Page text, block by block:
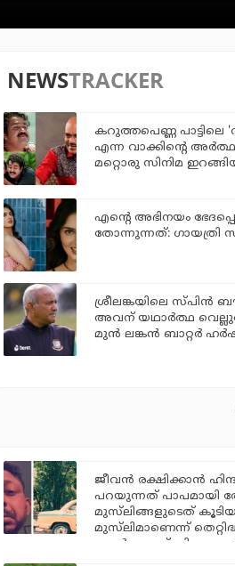
NEWSTRACKER
കറുത്തപെണ്ണ പാട്ടിലെ
എന്ന വാക്കിന്റെ
മറ്റൊരു സിനിമ
എന്റെ അഭിനയം
തോന്നുന്നത്: ഗായത്രി
ശ്രീലങ്കയിലെ സ്പിന്‍
അവന് യഥാര്‍ത്ഥ
മുന്‍ ലങ്കന്‍ ബാറ്റര്‍
ജീവന്‍ രക്ഷിക്കാന്‍
പറയുന്നത് പാപമായി
മുസ്‌ലിങ്ങളുടെത്
മുസ്‌ലിമാണെന്ന്
പ്രവര്‍ത്തകന് ഹിന്ദുത്വ